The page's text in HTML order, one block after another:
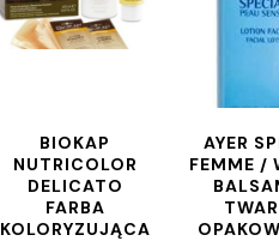
BIOKAP
NUTRICOLOR
DELICATO
FARBA
KOLORYZUJĄCA
AYER
FEMME /